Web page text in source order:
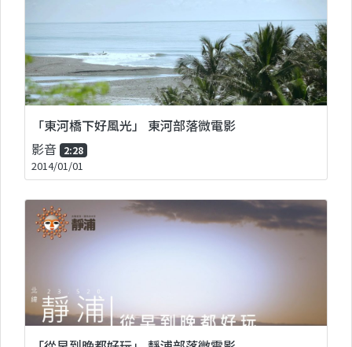
「東河橋下好風光」 東河部落微電影
影音 2:28
2014/01/01